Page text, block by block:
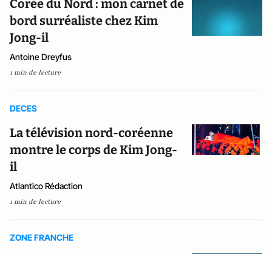
Corée du Nord : mon carnet de
bord surréaliste chez Kim
Jong-il
Antoine Dreyfus
1 min de lecture
DECES
La télévision nord-coréenne
montre le corps de Kim Jong-
il
Atlantico Rédaction
1 min de lecture
ZONE FRANCHE